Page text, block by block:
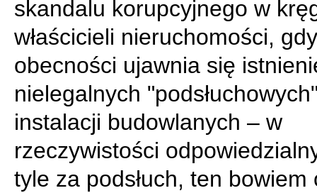
skandalu korupcyjnego w
właścicieli nieruchomości,
obecności ujawnia się
nielegalnych
instalacji budowlanych – w
rzeczywistości
tyle za podsłuch, ten bowiem